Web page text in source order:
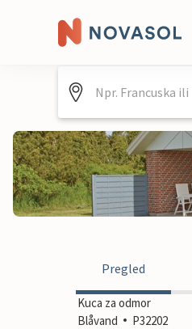
Pregled
Kuca za odmor
Blåvand
P32202